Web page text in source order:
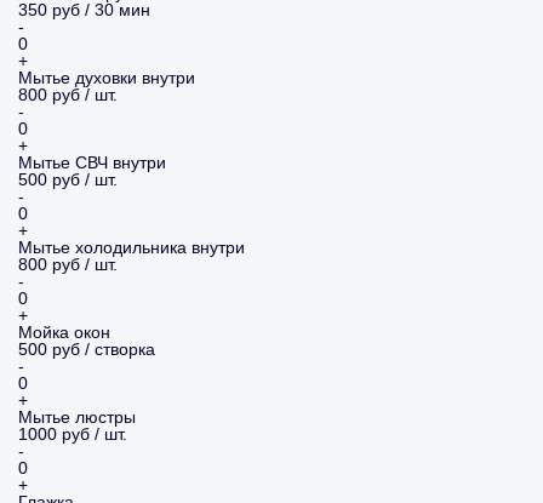
350 руб / 30 мин
-
0
+
Мытье духовки внутри
800 руб / шт.
-
0
+
Мытье СВЧ внутри
500 руб / шт.
-
0
+
Мытье холодильника внутри
800 руб / шт.
-
0
+
Мойка окон
500 руб / створка
-
0
+
Мытье люстры
1000 руб / шт.
-
0
+